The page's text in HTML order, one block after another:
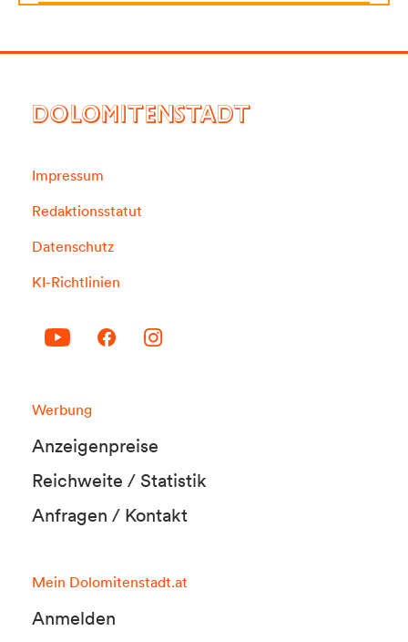
DOLOMITENSTADT
Impressum
Redaktionsstatut
Datenschutz
KI-Richtlinien
Werbung
Anzeigenpreise
Reichweite / Statistik
Anfragen / Kontakt
Mein Dolomitenstadt.at
Anmelden